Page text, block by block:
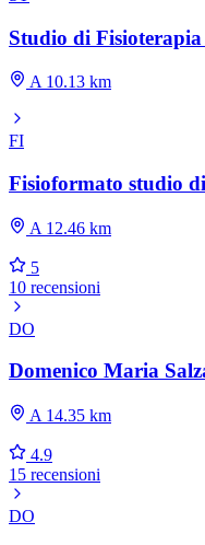
Studio di Fisioterapia
A 10.13 km
FI
Fisioformato studio
A 12.46 km
5
10 recensioni
DO
Domenico Maria
A 14.35 km
4.9
15 recensioni
DO